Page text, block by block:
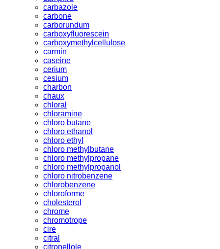
carbazole
carbone
carborundum
carboxyfluorescein
carboxymethylcellulose
carmin
caseine
cerium
cesium
charbon
chaux
chloral
chloramine
chloro butane
chloro ethanol
chloro ethyl
chloro methylbutane
chloro methylpropane
chloro methylpropanol
chloro nitrobenzene
chlorobenzene
chloroforme
cholesterol
chrome
chromotrope
cire
citral
citronellole